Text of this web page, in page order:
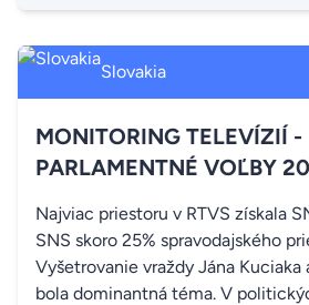
Slovakia
MONITORING TELEVÍZIÍ -
PARLAMENTNÉ VOĽBY
Najviac priestoru v RTVS získala
SNS skoro 25% spravodajského
Vyšetrovanie vraždy Jána
bola dominantná téma. V